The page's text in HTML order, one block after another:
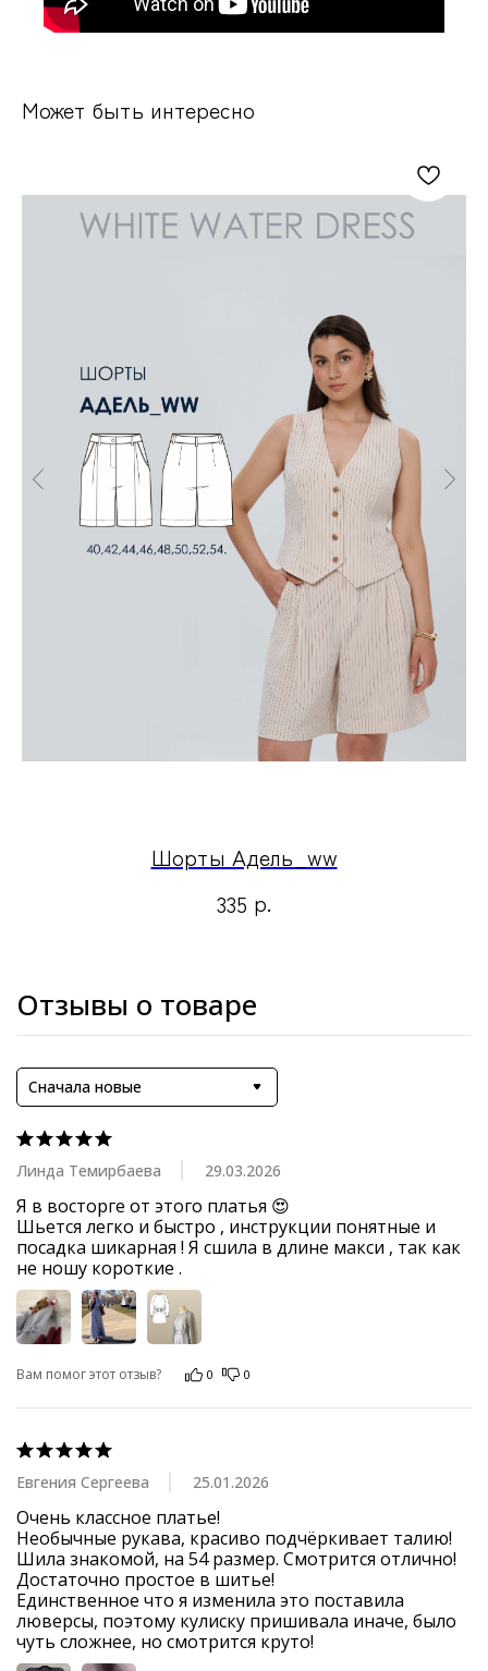
Может быть интересно
Шорты Адель_ww
335 р.
Отзывы о товаре
Сначала новые
Линда Темирбаева 29.03.2026
Я в восторге от этого платья 😍
Шьется легко и быстро , инструкции понятные и
посадка шикарная ! Я сшила в длине макси , так как
не ношу короткие .
Вам помог этот отзыв? 0 0
Евгения Сергеева 25.01.2026
Очень классное платье!
Необычные рукава, красиво подчёркивает талию!
Шила знакомой, на 54 размер. Смотрится отлично!
Достаточно простое в шитье!
Единственное что я изменила это поставила
люверсы, поэтому кулиску пришивала иначе, было
чуть сложнее, но смотрится круто!